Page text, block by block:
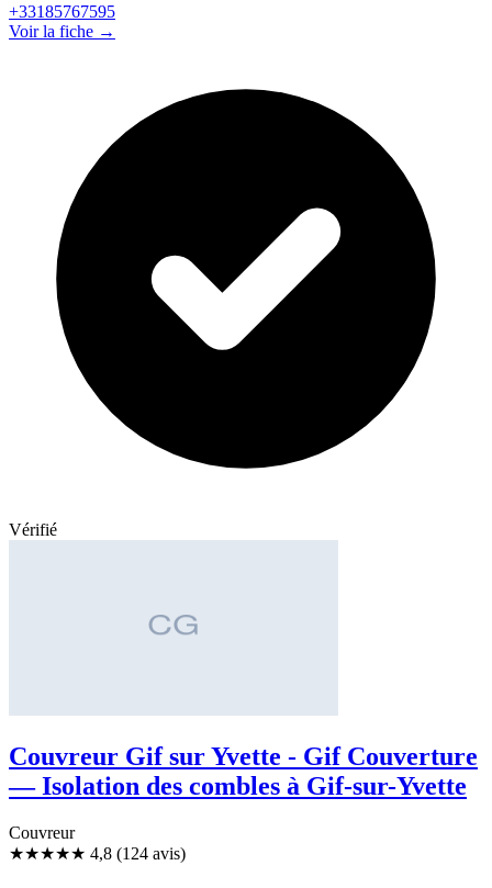
+33185767595
Voir la fiche →
Vérifié
Couvreur Gif sur Yvette - Gif Couverture
— Isolation des combles à Gif-sur-Yvette
Couvreur
★★★★★ 4,8 (124 avis)